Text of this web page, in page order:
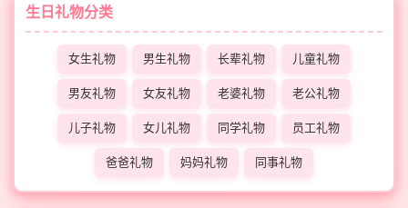
生日礼物分类
女生礼物 男生礼物 长辈礼物 儿童礼物
男友礼物 女友礼物 老婆礼物 老公礼物
儿子礼物 女儿礼物 同学礼物 员工礼物
爸爸礼物 妈妈礼物 同事礼物